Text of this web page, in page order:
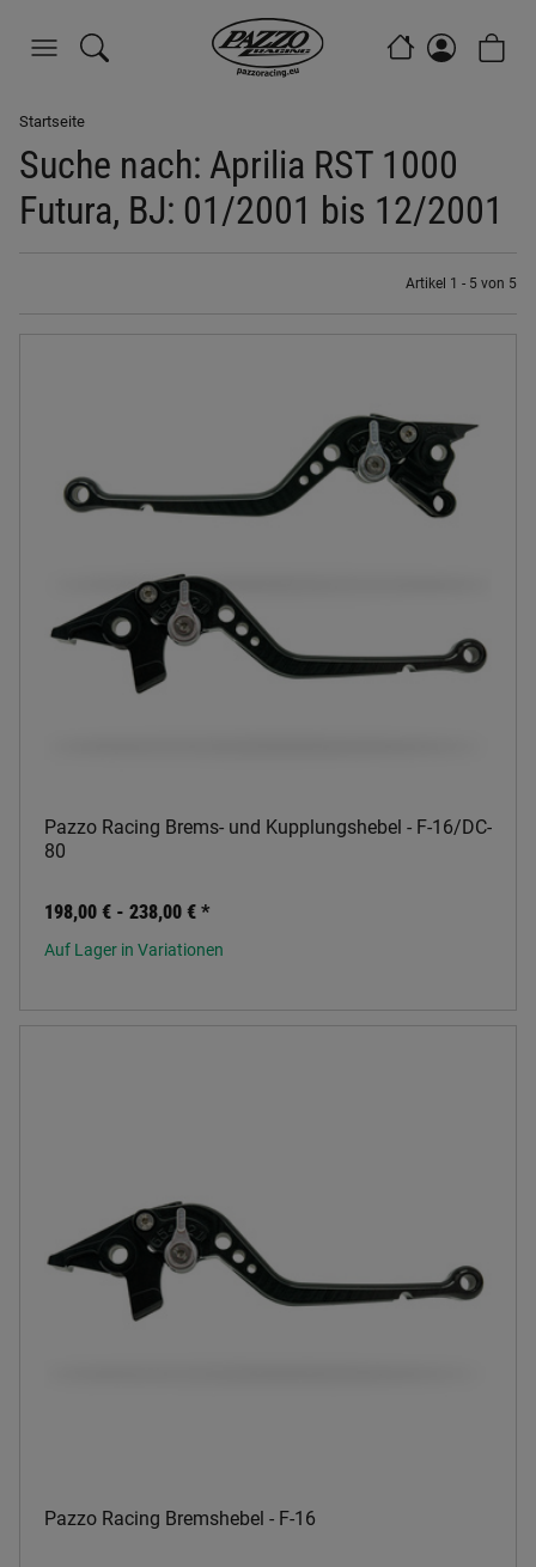
Startseite
Suche nach: Aprilia RST 1000
Futura, BJ: 01/2001 bis 12/2001
Artikel 1 - 5 von 5
Pazzo Racing Brems- und Kupplungshebel - F-16/DC-
80
198,00 € - 238,00 € *
Auf Lager in Variationen
Pazzo Racing Bremshebel - F-16